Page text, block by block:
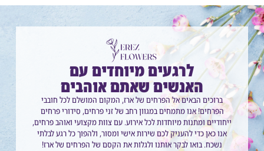
לרגעים מיוחדים עם
האנשים שאתם אוהבים
ברוכים הבאים אל הפרחים של ארז, המקום המושלם לכל חובבי
הפרחים! אנו מתמחים במגוון רחב של זני פרחים, סידורי פרחים
ייחודיים ומתנות מיוחדות לכל אירוע. עם צוות מקצועי ואוהב פרחים,
אנו כאן כדי להעניק לכם שירות אישי ומסור, ולהפוך כל רגע לבלתי
נשכח. בואו לבקר אותנו ולגלות את הקסם של הפרחים של ארז!